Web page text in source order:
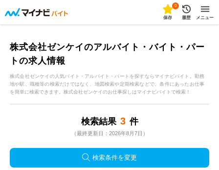
0
保存 履歴 メニュー
株式会社ゼンケイのアルバイト・バイト・パー
トの求人情報
株式会社ゼンケイの人気バイト・アルバイト・パートを探すならマイナビバイト。勤務
地や駅、職種等の検索だけではなく、地図検索や定期検索などで、条件にあったお仕事
を簡単に検索できます。株式会社ゼンケイのお仕事探しはマイナビバイトで検索！
検索結果 3 件
（最終更新日：2026年8月7日）
検索条件を変更